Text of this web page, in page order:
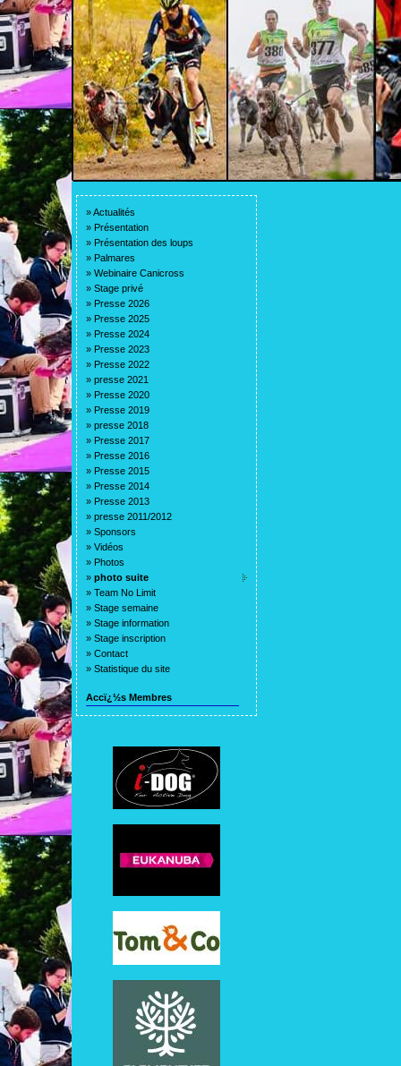
»Actualités
» Présentation
» Présentation des loups
» Palmares
» Webinaire Canicross
» Stage privé
» Presse 2026
» Presse 2025
» Presse 2024
» Presse 2023
» Presse 2022
» presse 2021
» Presse 2020
» Presse 2019
» presse 2018
» Presse 2017
» Presse 2016
» Presse 2015
» Presse 2014
» Presse 2013
» presse 2011/2012
» Sponsors
» Vidéos
» Photos
» photo suite
» Team No Limit
» Stage semaine
» Stage information
» Stage inscription
» Contact
» Statistique du site
Accï¿½s Membres